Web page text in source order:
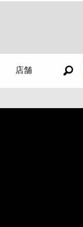
店舗